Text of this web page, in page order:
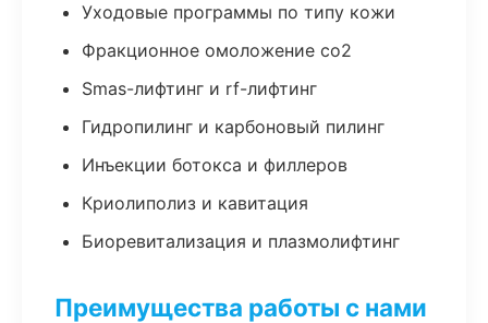
Уходовые программы по типу кожи
Фракционное омоложение co2
Smas-лифтинг и rf-лифтинг
Гидропилинг и карбоновый пилинг
Инъекции ботокса и филлеров
Криолиполиз и кавитация
Биоревитализация и плазмолифтинг
Преимущества работы с нами